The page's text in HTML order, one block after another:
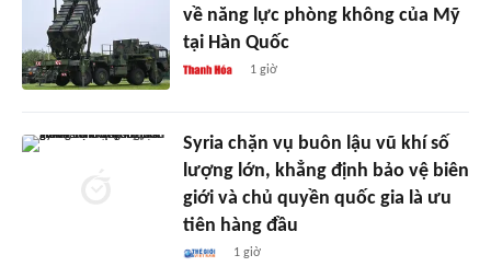
về năng lực phòng không của Mỹ
tại Hàn Quốc
1 giờ
Syria chặn vụ buôn lậu vũ khí số
lượng lớn, khẳng định bảo vệ biên
giới và chủ quyền quốc gia là ưu
tiên hàng đầu
1 giờ